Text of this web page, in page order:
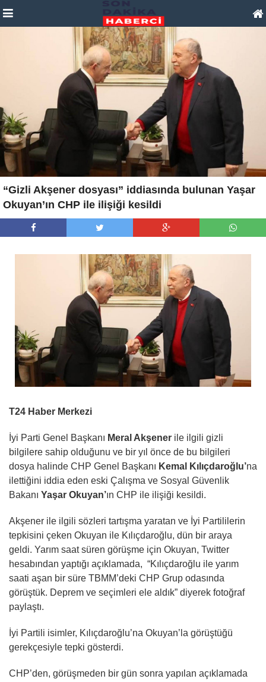
“Gizli Akşener dosyası” iddiasında bulunan Yaşar
Okuyan’ın CHP ile ilişiği kesildi
T24 Haber Merkezi
İyi Parti Genel Başkanı Meral Akşener ile ilgili gizli
bilgilere sahip olduğunu ve bir yıl önce de bu bilgileri
dosya halinde CHP Genel Başkanı Kemal Kılıçdaroğlu’na
ilettiğini iddia eden eski Çalışma ve Sosyal Güvenlik
Bakanı Yaşar Okuyan’ın CHP ile ilişiği kesildi.
Akşener ile ilgili sözleri tartışma yaratan ve İyi Partililerin
tepkisini çeken Okuyan ile Kılıçdaroğlu, dün bir araya
geldi. Yarım saat süren görüşme için Okuyan, Twitter
hesabından yaptığı açıklamada, “Kılıçdaroğlu ile yarım
saati aşan bir süre TBMM’deki CHP Grup odasında
görüştük. Deprem ve seçimleri ele aldık” diyerek fotoğraf
paylaştı.
İyi Partili isimler, Kılıçdaroğlu’na Okuyan’la görüştüğü
gerekçesiyle tepki gösterdi.
CHP’den, görüşmeden bir gün sonra yapılan açıklamada